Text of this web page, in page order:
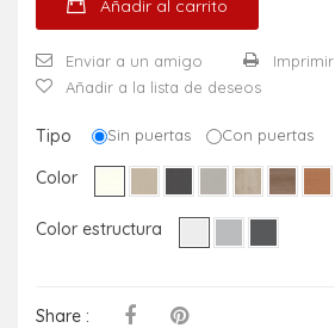
Añadir al carrito
Enviar a un amigo
Imprimir
Añadir a la lista de deseos
Tipo Sin puertas Con puertas
Color
Color estructura
Share :